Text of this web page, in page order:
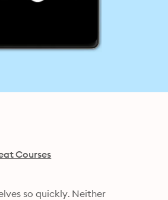
Courses
so quickly. Neither